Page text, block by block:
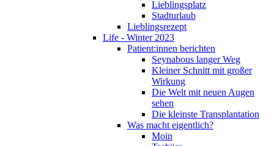
Lieblingsplatz
Stadturlaub
Lieblingsrezept
Life - Winter 2023
Patient:innen berichten
Seynabous langer Weg
Kleiner Schnitt mit großer
Wirkung
Die Welt mit neuen Augen
sehen
Die kleinste Transplantation
Was macht eigentlich?
Moin